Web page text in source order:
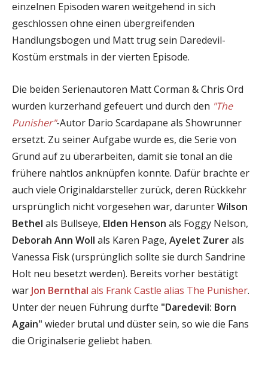
einzelnen Episoden waren weitgehend in sich
geschlossen ohne einen übergreifenden
Handlungsbogen und Matt trug sein Daredevil-
Kostüm erstmals in der vierten Episode.
Die beiden Serienautoren Matt Corman & Chris Ord
wurden kurzerhand gefeuert und durch den "The
Punisher"-Autor Dario Scardapane als Showrunner
ersetzt. Zu seiner Aufgabe wurde es, die Serie von
Grund auf zu überarbeiten, damit sie tonal an die
frühere nahtlos anknüpfen konnte. Dafür brachte er
auch viele Originaldarsteller zurück, deren Rückkehr
ursprünglich nicht vorgesehen war, darunterWilson
Bethel als Bullseye, Elden Henson als Foggy Nelson,
Deborah Ann Woll als Karen Page, Ayelet Zurerals
Vanessa Fisk (ursprünglich sollte sie durch Sandrine
Holt neu besetzt werden). Bereits vorher bestätigt
war Jon Bernthal als Frank Castle alias The Punisher.
Unter der neuen Führung durfte "Daredevil: Born
Again" wieder brutal und düster sein, so wie die Fans
die Originalserie geliebt haben.